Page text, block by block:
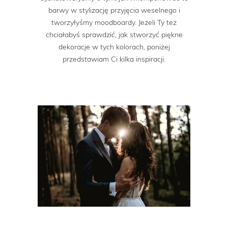
barwy w stylizację przyjęcia weselnego i
tworzyłyśmy moodboardy. Jeżeli Ty też
chciałabyś sprawdzić, jak stworzyć piękne
dekoracje w tych kolorach, poniżej
przedstawiam Ci kilka inspiracji.